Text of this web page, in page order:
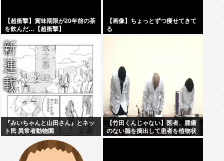
【超衝撃】賞味期限が20年前の茶
を飲んだ…【超衝撃】
【画像】ちょっとずつ痩せてきて
る
『みいちゃんと山田さん』とネッ
ト民 異常者動物園
【竹田くんじゃない】医者、腫瘍
のない脳を摘出して患者を植物状
態に